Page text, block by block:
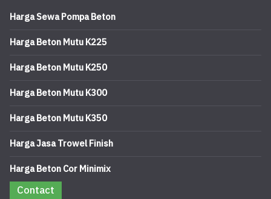
Harga Sewa Pompa Beton
Harga Beton Mutu K225
Harga Beton Mutu K250
Harga Beton Mutu K300
Harga Beton Mutu K350
Harga Jasa Trowel Finish
Harga Beton Cor Minimix
Contact